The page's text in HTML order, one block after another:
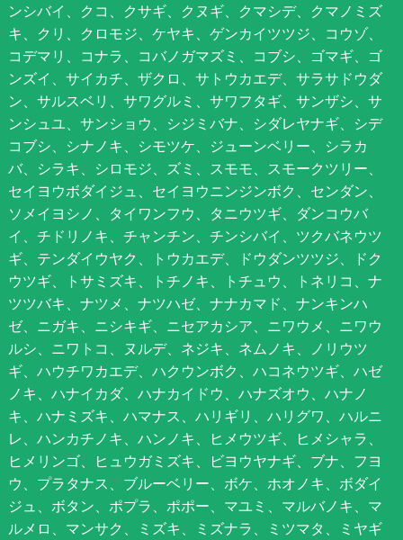
ンシバイ、クコ、クサギ、クヌギ、クマシデ、クマノミズ
キ、クリ、クロモジ、ケヤキ、ゲンカイツツジ、コウゾ、
コデマリ、コナラ、コバノガマズミ、コブシ、ゴマギ、ゴ
ンズイ、サイカチ、ザクロ、サトウカエデ、サラサドウダ
ン、サルスベリ、サワグルミ、サワフタギ、サンザシ、サ
ンシュユ、サンショウ、シジミバナ、シダレヤナギ、シデ
コブシ、シナノキ、シモツケ、ジューンベリー、シラカ
バ、シラキ、シロモジ、ズミ、スモモ、スモークツリー、
セイヨウボダイジュ、セイヨウニンジンボク、センダン、
ソメイヨシノ、タイワンフウ、タニウツギ、ダンコウバ
イ、チドリノキ、チャンチン、チンシバイ、ツクバネウツ
ギ、テンダイウヤク、トウカエデ、ドウダンツツジ、ドク
ウツギ、トサミズキ、トチノキ、トチュウ、トネリコ、ナ
ツツバキ、ナツメ、ナツハゼ、ナナカマド、ナンキンハ
ゼ、ニガキ、ニシキギ、ニセアカシア、ニワウメ、ニワウ
ルシ、ニワトコ、ヌルデ、ネジキ、ネムノキ、ノリウツ
ギ、ハウチワカエデ、ハクウンボク、ハコネウツギ、ハゼ
ノキ、ハナイカダ、ハナカイドウ、ハナズオウ、ハナノ
キ、ハナミズキ、ハマナス、ハリギリ、ハリグワ、ハルニ
レ、ハンカチノキ、ハンノキ、ヒメウツギ、ヒメシャラ、
ヒメリンゴ、ヒュウガミズキ、ビヨウヤナギ、ブナ、フヨ
ウ、プラタナス、ブルーベリー、ボケ、ホオノキ、ボダイ
ジュ、ボタン、ポプラ、ポポー、マユミ、マルバノキ、マ
ルメロ、マンサク、ミズキ、ミズナラ、ミツマタ、ミヤギ